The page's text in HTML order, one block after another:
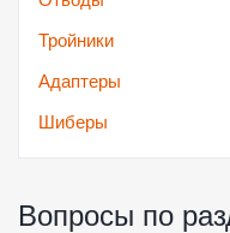
Тройники
Адаптеры
Шиберы
Вопросы по